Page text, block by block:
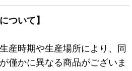
ついて】
産時期や生産場所により、同
僅かに異なる商品がございま